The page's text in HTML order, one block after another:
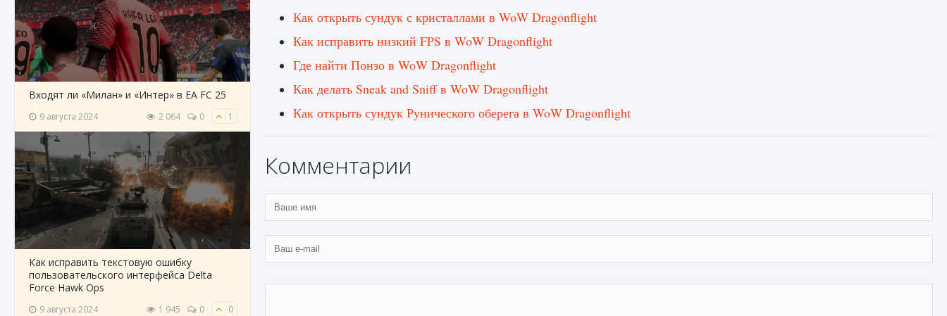
Входят ли «Милан» и «Интер» в EA FC 25
9 августа 2024 2 064 0 1
Как исправить текстовую ошибку
пользовательского интерфейса Delta
Force Hawk Ops
9 августа 2024 1 945 0 0
Как открыть сундук с кристаллами в WoW Dragonflight
Как исправить низкий FPS в WoW Dragonflight
Где найти Понзо в WoW Dragonflight
Как делать Sneak and Sniff в WoW Dragonflight
Как открыть сундук Рунического оберега в WoW Dragonflight
Комментарии